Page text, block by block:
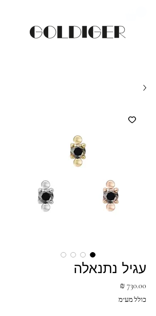
עגיל נתנאלה
כולל מע״מ